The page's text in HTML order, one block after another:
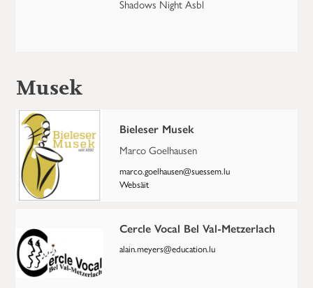
Shadows Night Asbl
Musek
Bieleser Musek
Marco Goelhausen
marco.goelhausen@suessem.lu
Websäit
Cercle Vocal Bel Val-Metzerlach
alain.meyers@education.lu